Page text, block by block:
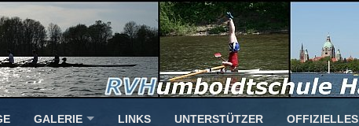
GALERIE LINKS UNTERSTÜTZER OFFIZIELLES